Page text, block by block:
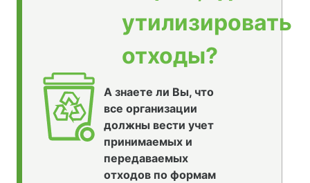
утилизировать
отходы?
А знаете ли Вы, что
все организации
должны вести учет
принимаемых и
передаваемых
отходов по формам